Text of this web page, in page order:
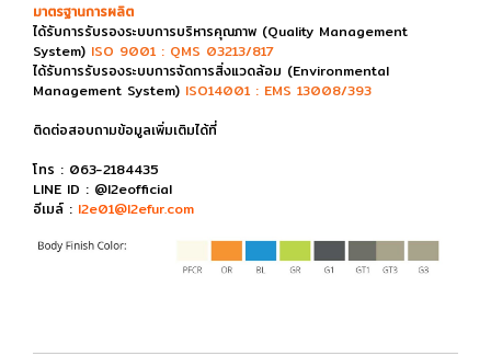
มาตรฐานการผลิต
ได้รับการรับรองระบบการบริหารคุณภาพ (Quality Management
System) ISO 9001 : QMS 03213/817
ได้รับการรับรองระบบการจัดการสิ่งแวดล้อม (Environmental
Management System) ISO14001 : EMS 13008/393
ติดต่อสอบถามข้อมูลเพิ่มเติมได้ที่
โทร : 063-2184435
LINE ID : @l2eofficial
อีเมล์ : l2e01@l2efur.com